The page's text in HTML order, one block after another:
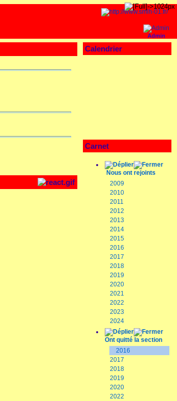
Admin
Calendrier
Carnet
Nous ont rejoints
2009
2010
2011
2012
2013
2014
2015
2016
2017
2018
2019
2020
2021
2022
2023
2024
Ont quitté la section
2016
2017
2018
2019
2020
2022